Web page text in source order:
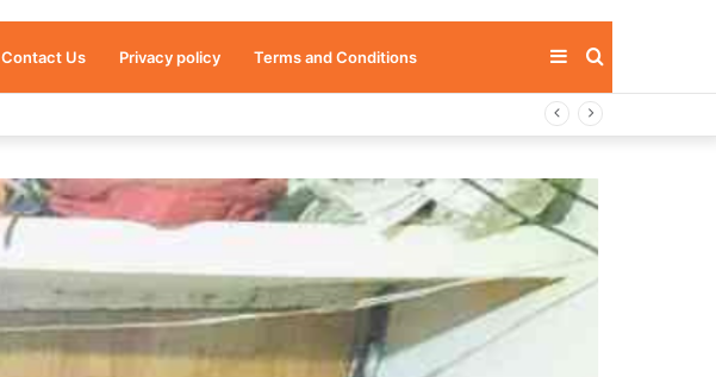
Contact Us Privacy policy Terms and Conditions Sidebar